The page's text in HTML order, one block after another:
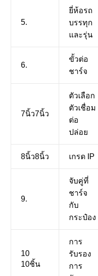
5.
ยี่ห้อรถ
บรรทุก
และรุ่น
6.
ขั้วต่อ
ชาร์จ
7นิ้ว7นิ้ว
ตัวเลือก
ตัวเชื่อม
ต่อ
ปล่อย
8นิ้ว8นิ้ว เกรด IP
9.
จับคู่ที่
ชาร์จ
กับ
กระป๋อง
10
10ชิ้น
การ
รับรอง
การ